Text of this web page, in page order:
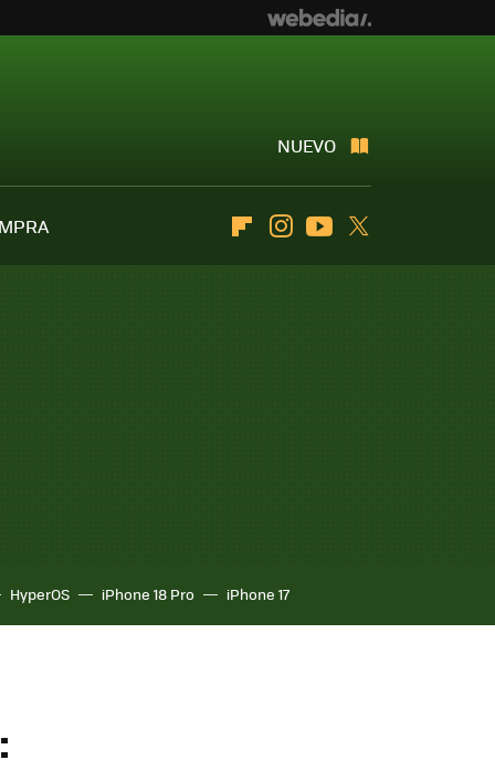
NUEVO
FlipboardInstagramYoutube
HyperOS iPhone 18 Pro iPhone 17